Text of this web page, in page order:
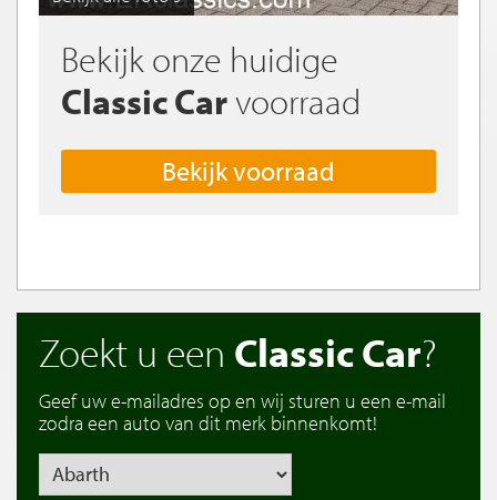
Bekijk onze huidige
Classic Carvoorraad
Bekijk voorraad
Zoekt u een Classic Car?
Geef uw e-mailadres op en wij sturen u een e-mail
zodra een auto van dit merk binnenkomt!